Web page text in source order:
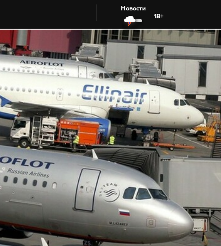
Новости
18+